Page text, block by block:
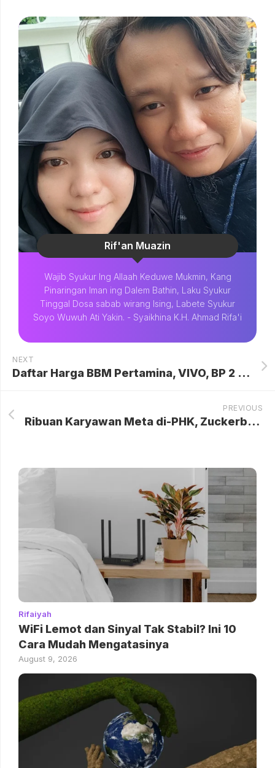
Rif'an Muazin
Wajib Syukur Ing Allaah Keduwe Mukmin, Kang
Pinaringan Iman ing Dalem Bathin, Laku Syukur
Tinggal Dosa sabab wirang Ising, Labete Syukur
Soyo Wuwuh Ati Yakin. - Syaikhina K.H. Ahmad Rifa'i
NEXT
Daftar Harga BBM Pertamina, VIVO, BP 2 Mei 2026: Lonjakan Drastis BBM Diesel Tembus Rp 30 Ribu/Liter
PREVIOUS
Ribuan Karyawan Meta di-PHK, Zuckerberg: Demi Biayai AI
Rifaiyah
WiFi Lemot dan Sinyal Tak Stabil? Ini 10
Cara Mudah Mengatasinya
August 9, 2026